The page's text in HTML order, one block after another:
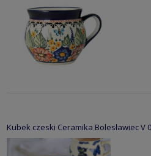
Kubek czeski Ceramika Bolesławiec V